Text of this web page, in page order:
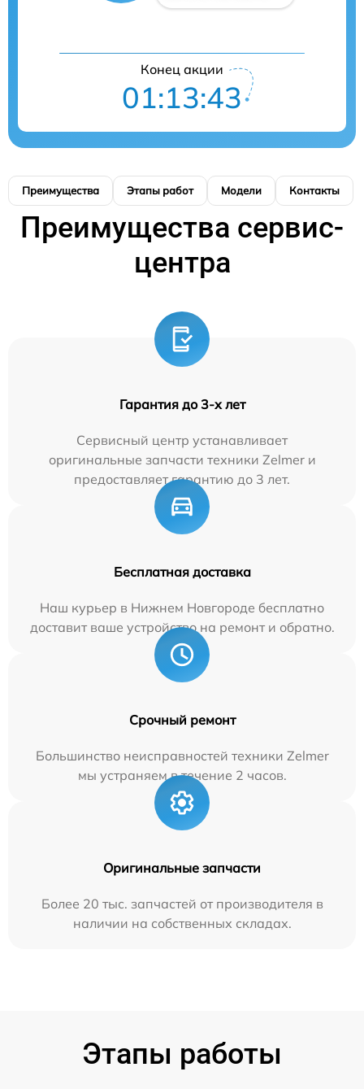
Конец акции
01:13:43
Преимущества Этапы работ Модели Контакты
Преимущества сервис-
центра
Гарантия до 3-х лет
Сервисный центр устанавливает
оригинальные запчасти техники Zelmer и
предоставляет гарантию до 3 лет.
Бесплатная доставка
Наш курьер в Нижнем Новгороде бесплатно
доставит ваше устройство на ремонт и обратно.
Срочный ремонт
Большинство неисправностей техники Zelmer
мы устраняем в течение 2 часов.
Оригинальные запчасти
Более 20 тыс. запчастей от производителя в
наличии на собственных складах.
Этапы работы